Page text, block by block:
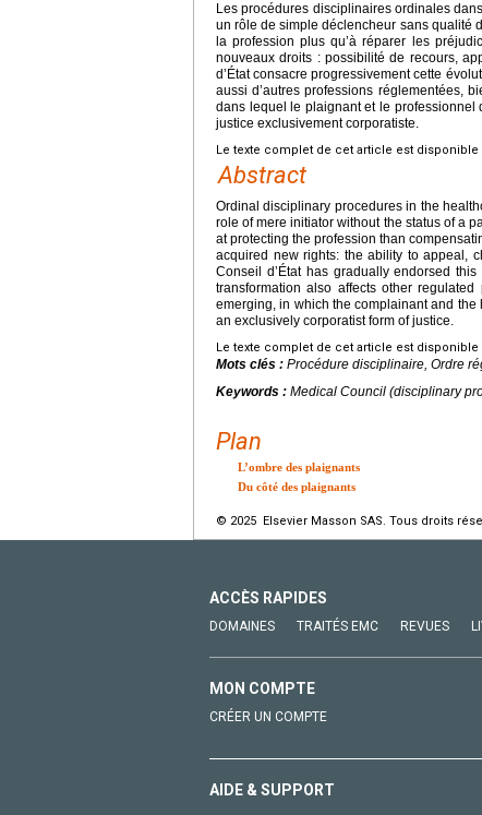
Les procédures disciplinaires ordinales
un rôle de simple déclencheur sans qualité
la profession plus qu’à réparer les
nouveaux droits : possibilité de recours,
d’État consacre progressivement cette
aussi d’autres professions réglementées,
dans lequel le plaignant et le professionnel
justice exclusivement corporatiste.
Le texte complet de cet article est disponible
Abstract
Ordinal disciplinary procedures in the
role of mere initiator without the status of a
at protecting the profession than
acquired new rights: the ability to appeal,
Conseil d’État has gradually endorsed
transformation also affects other
emerging, in which the complainant and
an exclusively corporatist form of justice.
Le texte complet de cet article est disponible
Mots clés : Procédure disciplinaire, Ordre
Keywords : Medical Council (disciplinary
Plan
L’ombre des plaignants
Du côté des plaignants
© 2025 Elsevier Masson SAS. Tous droits
ACCÈS RAPIDES
DOMAINES TRAITÉS EMC REVUES
MON COMPTE
CRÉER UN COMPTE
AIDE & SUPPORT